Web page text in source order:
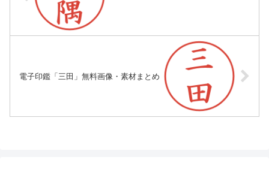
電子印鑑「三田」無料画像・素材まとめ